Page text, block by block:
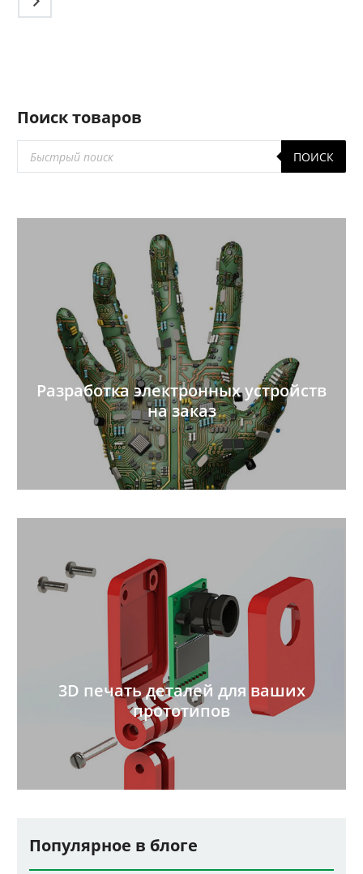
Поиск товаров
товаров
ПОИСК
Разработка электронных устройств
на заказ
3D печать деталей для ваших
прототипов
Популярное в блоге